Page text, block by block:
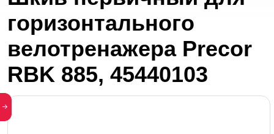
горизонтального
велотренажера Precor
RBK 885, 45440103